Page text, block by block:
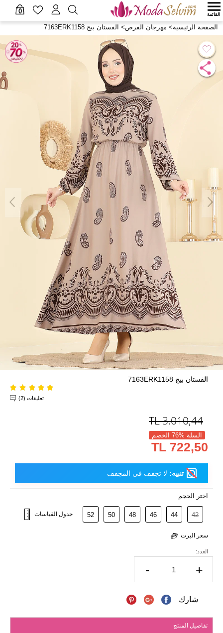
0 القائمة
الصفحة الرئيسية> مهرجان الفرص> الفستان بيج 7163ERK1158
الفستان بيج 7163ERK1158
تعليقات (2)
3.010,44
TL
السلة %76 الخصم
722,50 TL
تنبيه: لا تجفف في المجفف
اختر الحجم
42
44
46
48
50
52 جدول القياسات
سعر اليرت
العدد:
- +
شارك
تفاصيل المنتج